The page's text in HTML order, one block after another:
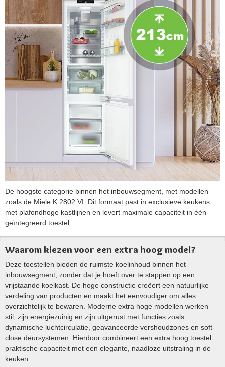
De hoogste categorie binnen het inbouwsegment, met modellen
zoals de Miele K 2802 VI. Dit formaat past in exclusieve keukens
met plafondhoge kastlijnen en levert maximale capaciteit in één
geïntegreerd toestel.
Waarom kiezen voor een extra hoog model?
Deze toestellen bieden de ruimste koelinhoud binnen het
inbouwsegment, zonder dat je hoeft over te stappen op een
vrijstaande koelkast. De hoge constructie creëert een natuurlijke
verdeling van producten en maakt het eenvoudiger om alles
overzichtelijk te bewaren. Moderne extra hoge modellen werken
stil, zijn energiezuinig en zijn uitgerust met functies zoals
dynamische luchtcirculatie, geavanceerde vershoudzones en soft-
close deursystemen. Hierdoor combineert een extra hoog toestel
praktische capaciteit met een elegante, naadloze uitstraling in de
keuken.